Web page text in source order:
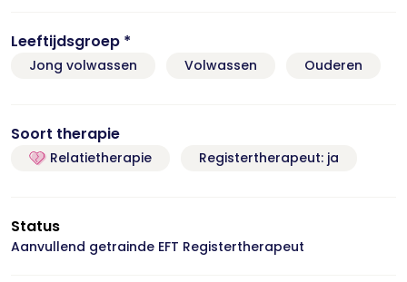
Leeftijdsgroep *
Jong volwassen Volwassen Ouderen
Soort therapie
Relatietherapie Registertherapeut: ja
Status
Aanvullend getrainde EFT Registertherapeut